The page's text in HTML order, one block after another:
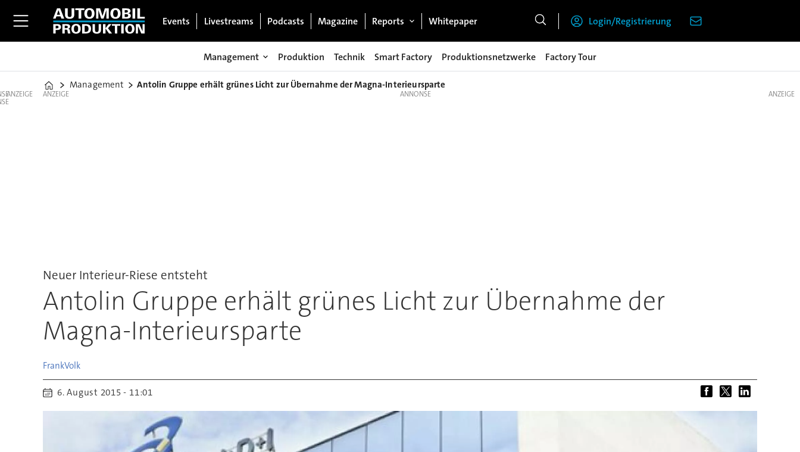
Events Livestreams Podcasts Magazine Reports Whitepaper Login/Registrierung
Management Produktion Technik Smart Factory Produktionsnetzwerke Factory Tour
Home
Management Antolin Gruppe erhält grünes Licht zur Übernahme der Magna-Interieursparte
ANZEIGE ANZEIGE
Neuer Interieur-Riese entsteht
Antolin Gruppe erhält grünes Licht zur Übernahme der
Magna-Interieursparte
FrankVolk
6. August 2015 - 11:01
ANZEIGE